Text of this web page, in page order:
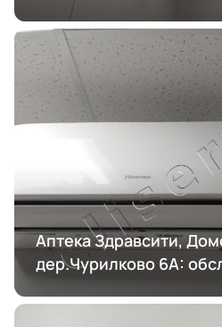
Аптека Здравсити,
дер.Чурилково 6А: